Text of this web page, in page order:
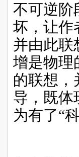
不可逆阶
坏，让作
并由此联
增是物理
的联想，
导，既体
为有了“